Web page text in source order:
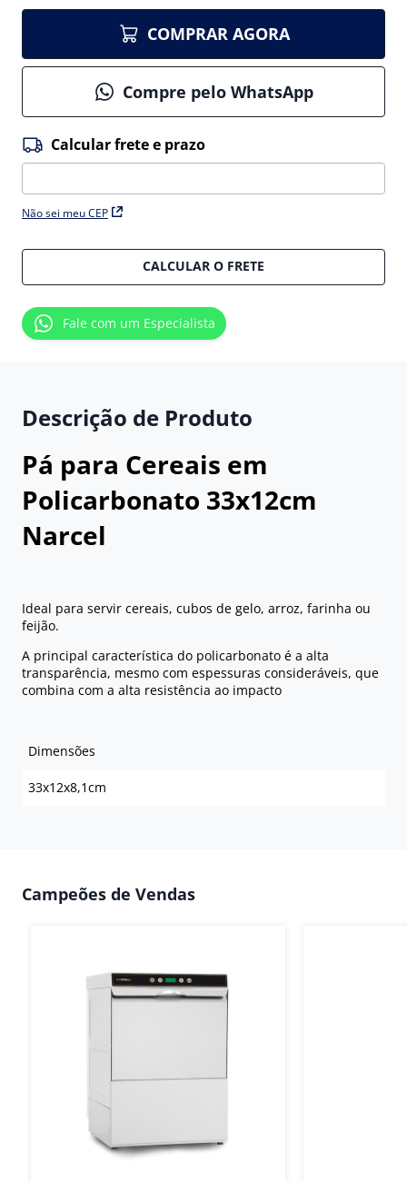
COMPRAR AGORA
Compre pelo WhatsApp
Não sei meu CEP
CALCULAR O FRETE
Fale com um Especialista
Descrição de Produto
Pá para Cereais em
Policarbonato 33x12cm
Narcel
Ideal para servir cereais, cubos de gelo, arroz, farinha ou
feijão.
A principal característica do policarbonato é a alta
transparência, mesmo com espessuras consideráveis, que
combina com a alta resistência ao impacto
Dimensões
33x12x8,1cm
Campeões de Vendas